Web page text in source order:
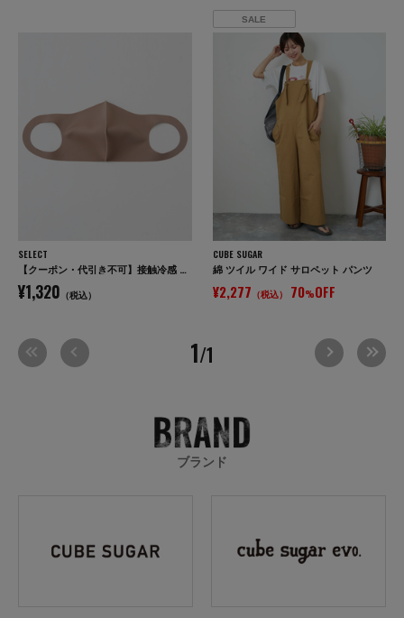
SELECT
【クーポン・代引き不可】接触冷感 ウォッシャブル UVカット 3Dマスク 3枚セット / 送料無料 / 夏用
¥1,320 （税込）
SALE
CUBE SUGAR
綿 ツイル ワイド サロペット パンツ
¥2,277 （税込） 70%OFF
1/1
ブランド